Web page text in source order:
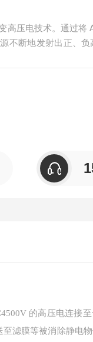
高压电技术。通过将
不断地发射出正、
的高压电连接
滤膜等被消除静电